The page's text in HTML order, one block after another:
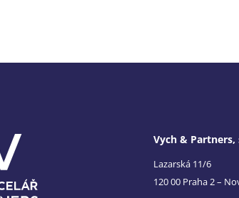
Vych &
Lazarská 11/6
120 00 Praha 2 –